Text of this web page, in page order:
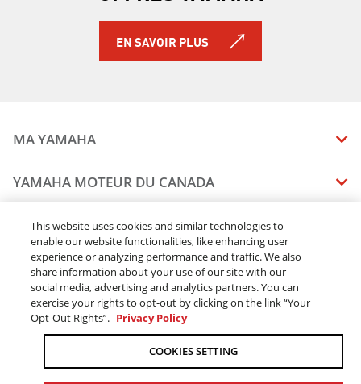
EN SAVOIR PLUS
MA YAMAHA
MANUELS
ÉTAT DES RAPPELS DE VOTRE VÉHICULE
YAMAHA MOTEUR DU CANADA
CARRIERES
RESTONS DEHORS
BLOGUE
COMMUNIQUEZ AVEC NOUS
CONCESSIONNAIRES
TROUVEZ UN CONCESSIONNAIRE
DEVENEZ CONCESSIONNAIRE
CONCESSIONAIRE ÉLITE
MENTIONS JURIDIQUES
MODALITÉS ET CONDITIONS
ACOMPTE EN LIGNE MODALITÉS ET CONDITIONS
POLITIQUE DE CONFIDENTIALITÉ
L’ACCESSIBILITÉ
COMMANDES EN LIGNE
TRAITEMENT DES COMMANDES
This website uses cookies and similar technologies to
enable our website functionalities, like enhancing user
experience or analyzing performance and traffic. We also
share information about your use of our site with our
social media, advertising and analytics partners. You can
exercise your rights to opt-out by clicking on the link “Your
Opt-Out Rights”. Privacy Policy
COOKIES SETTING